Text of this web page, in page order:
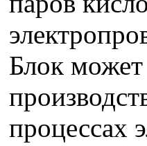
Блок может
процессах